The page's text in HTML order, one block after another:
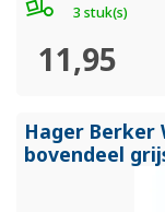
3 stuk(s)
11,95
Hager Berker
bovendeel